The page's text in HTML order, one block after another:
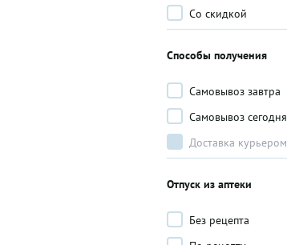
Со скидкой
Способы получения
Самовывоз завтра
Самовывоз сегодня
Доставка курьером
Отпуск из аптеки
Без рецепта